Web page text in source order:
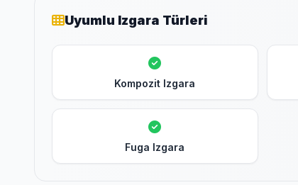
Uyumlu Izgara Türleri
Kompozit Izgara
Fuga Izgara